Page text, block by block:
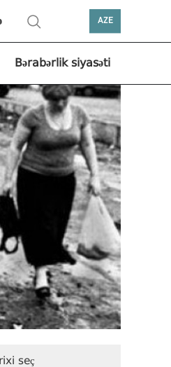
AZE
Bərabərlik siyasəti